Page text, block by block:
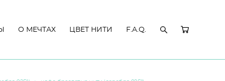
О МЕЧТАХ ЦВЕТ НИТИ F.A.Q.
О МЕЧТАХ ЦВЕТ НИТИ F.A.Q.